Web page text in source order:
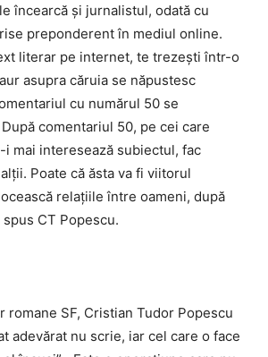
încearcă şi jurnalistul, odată cu
preponderent în mediul online.
literar pe internet, te trezeşti într-o
asupra căruia se năpustesc
cu numărul 50 se
comentariul 50, pe cei care
i mai interesează subiectul, fac
Poate că ăsta va fi viitorul
relaţiile între oameni, după
spus CT Popescu.
romane SF, Cristian Tudor Popescu
adevărat nu scrie, iar cel care o face